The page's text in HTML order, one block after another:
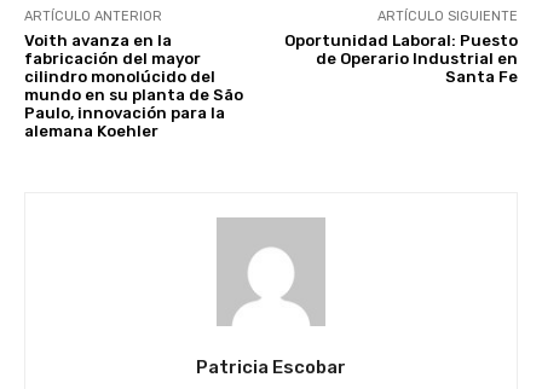
ARTÍCULO ANTERIOR
Voith avanza en la
fabricación del mayor
cilindro monolúcido del
mundo en su planta de São
Paulo, innovación para la
alemana Koehler
ARTÍCULO SIGUIENTE
Oportunidad Laboral: Puesto
de Operario Industrial en
Santa Fe
Patricia Escobar